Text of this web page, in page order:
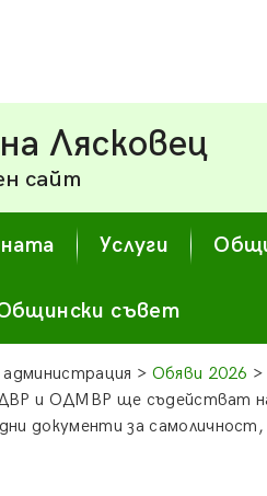
Лясковец
сайт
Услуги
съвет
> Обяви 2026
и ОДМВР ще съдействат
документи за